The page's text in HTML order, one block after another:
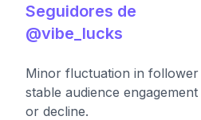
Seguidores de
@vibe_lucks
Minor fluctuation in follower
stable audience
or decline.